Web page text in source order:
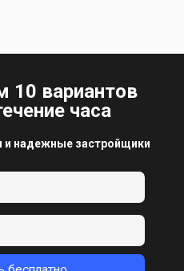
10 вариантов
часа
и надежные застройщики